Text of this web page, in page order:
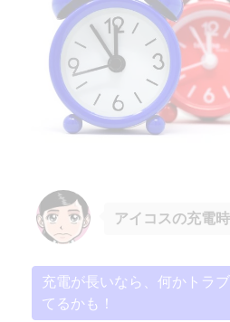
アイコスの充電
充電が長いなら、何かトラ
てるかも！